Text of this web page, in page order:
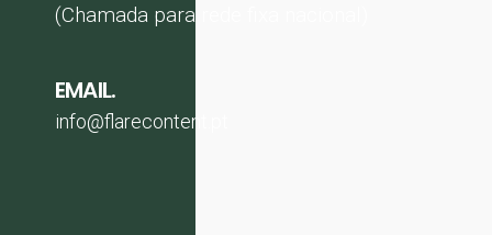
(Chamada para rede fixa nacional)
EMAIL.
info@flarecontent.pt